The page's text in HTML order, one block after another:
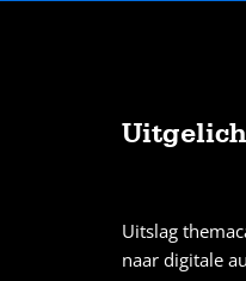
Uitslag
naar digitale